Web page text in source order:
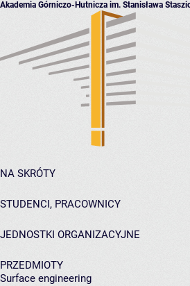
Akademia Górniczo-Hutnicza im. Stanisława
NA SKRÓTY
STUDENCI, PRACOWNICY
JEDNOSTKI ORGANIZACYJNE
PRZEDMIOTY
Surface engineering